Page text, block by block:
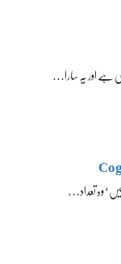
ہے اور یہ سارا…
وہ تعداد…